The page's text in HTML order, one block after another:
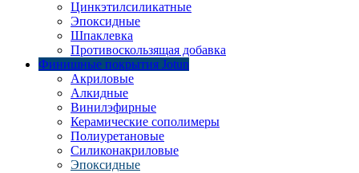
Цинкэтилсиликатные
Эпоксидные
Шпаклевка
Противоскользящая добавка
Финишные покрытия Jotun
Акриловые
Алкидные
Винилэфирные
Керамические сополимеры
Полиуретановые
Силиконакриловые
Эпоксидные